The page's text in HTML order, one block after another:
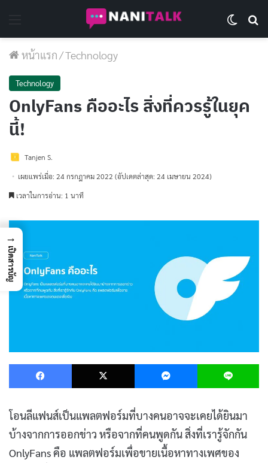
หน้าแรก/Technology
Technology
OnlyFans คืออะไร สิ่งที่ควรรู้ในยุค
นี้!
Tanjen S.
เผยแพร่เมื่อ: 24 กรกฎาคม 2022 (อัปเดตล่าสุด: 24 เมษายน 2024)
เวลาในการอ่าน: 1 นาที
Facebook X Messenger
โอนลีแฟนส์เป็นแพลตฟอร์มที่บางคนอาจจะเคยได้ยินมา
บ้างจากการออกข่าว หรือจากที่คนพูดกัน สิ่งที่เรารู้จักกัน
OnlyFans คือ แพลตฟอร์มเพื่อขายเนื้อหาทางเพศของ
→
เปิดสารบัญ